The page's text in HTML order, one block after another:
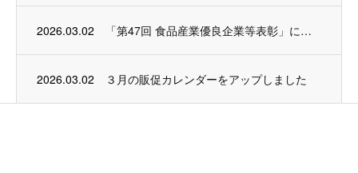
2026.03.02 「第47回 食品産業優良企業等表彰」にて農林水産大臣賞を受賞いたしました
2026.03.02 ３月の販促カレンダーをアップしました